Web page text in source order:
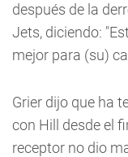
después de la
Jets, diciendo:
mejor para (su)
Grier dijo que ha
con Hill desde el
receptor no dio